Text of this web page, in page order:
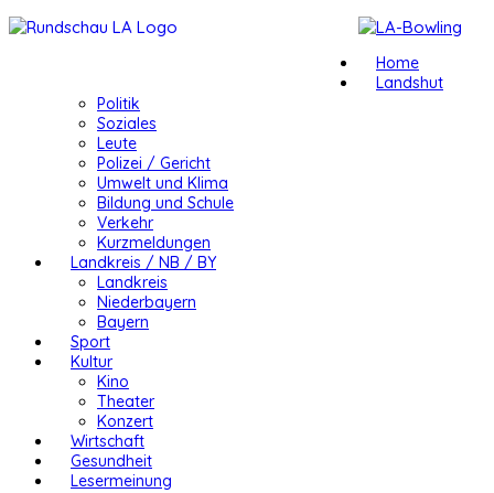
Home
Landshut
Politik
Soziales
Leute
Polizei / Gericht
Umwelt und Klima
Bildung und Schule
Verkehr
Kurzmeldungen
Landkreis / NB / BY
Landkreis
Niederbayern
Bayern
Sport
Kultur
Kino
Theater
Konzert
Wirtschaft
Gesundheit
Lesermeinung